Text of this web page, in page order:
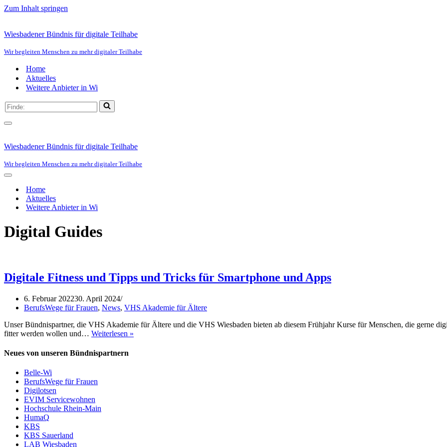
Zum Inhalt springen
Wiesbadener Bündnis für digitale Teilhabe
Wir begleiten Menschen zu mehr digitaler Teilhabe
Home
Aktuelles
Weitere Anbieter in Wi
Suchen
nach …
Navigationsmenü
Wiesbadener Bündnis für digitale Teilhabe
Wir begleiten Menschen zu mehr digitaler Teilhabe
Navigationsmenü
Home
Aktuelles
Weitere Anbieter in Wi
Digital Guides
Digitale Fitness und Tipps und Tricks für Smartphone und Apps
6. Februar 202230. April 2024
BerufsWege für Frauen, News, VHS Akademie für Ältere
Unser Bündnispartner, die VHS Akademie für Ältere und die VHS Wiesbaden bieten ab diesem Frühjahr Kurse für Menschen, die gerne
fitter werden wollen und… Weiterlesen »
Neues von unseren Bündnispartnern
Belle-Wi
BerufsWege für Frauen
Digilotsen
EVIM Servicewohnen
Hochschule Rhein-Main
HumaQ
KBS
KBS Sauerland
LAB Wiesbaden